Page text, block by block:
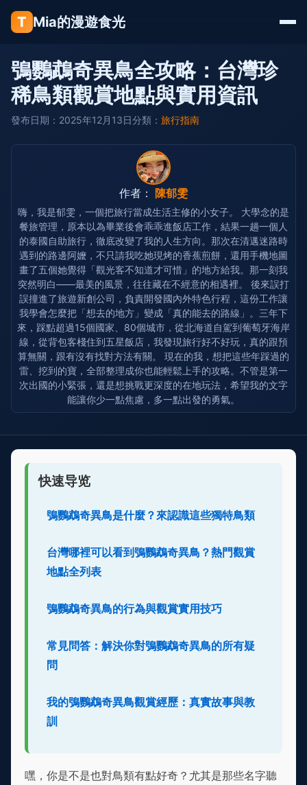
T Mia的漫遊食光
鴞鸚鵡奇異鳥全攻略：台灣珍
稀鳥類觀賞地點與實用資訊
發布日期：2025年12月13日分類： 旅行指南
作者： 陳郁雯
嗨，我是郁雯，一個把旅行當成生活主修的小女子。 大學念的是
餐旅管理，原本以為畢業後會乖乖進飯店工作，結果一趟一個人
的泰國自助旅行，徹底改變了我的人生方向。那次在清邁迷路時
遇到的路邊阿嬤，不只請我吃她現烤的香蕉煎餅，還用手機地圖
畫了五個她覺得「觀光客不知道才可惜」的地方給我。那一刻我
突然明白——最美的風景，往往藏在不經意的相遇裡。 後來誤打
誤撞進了旅遊新創公司，負責開發國內外特色行程，這份工作讓
我學會怎麼把「想去的地方」變成「真的能去的路線」。三年下
來，踩點超過15個國家、80個城市，從北海道自駕到葡萄牙海岸
線，從背包客棧住到五星飯店，我發現旅行好不好玩，真的跟預
算無關，跟有沒有找對方法有關。 現在的我，想把這些年踩過的
雷、挖到的寶，全部整理成你也能輕鬆上手的攻略。不管是第一
次出國的小緊張，還是想挑戰更深度的在地玩法，希望我的文字
能讓你少一點焦慮，多一點出發的勇氣。
快速导览
鴞鸚鵡奇異鳥是什麼？來認識這些獨特鳥類
台灣哪裡可以看到鴞鸚鵡奇異鳥？熱門觀賞
地點全列表
鴞鸚鵡奇異鳥的行為與觀賞實用技巧
常見問答：解決你對鴞鸚鵡奇異鳥的所有疑
問
我的鴞鸚鵡奇異鳥觀賞經歷：真實故事與教
訓
嘿，你是不是也對鳥類有點好奇？尤其是那些名字聽